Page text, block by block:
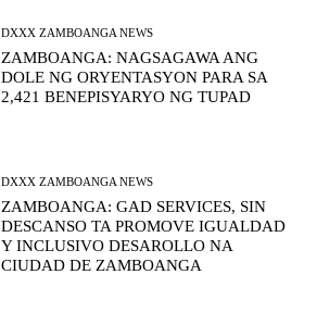
DXXX ZAMBOANGA NEWS
ZAMBOANGA: NAGSAGAWA ANG
DOLE NG ORYENTASYON PARA SA
2,421 BENEPISYARYO NG TUPAD
DXXX ZAMBOANGA NEWS
ZAMBOANGA: GAD SERVICES, SIN
DESCANSO TA PROMOVE IGUALDAD
Y INCLUSIVO DESAROLLO NA
CIUDAD DE ZAMBOANGA